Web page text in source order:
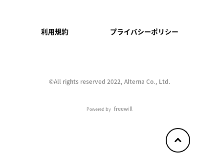
利用規約 プライバシーポリシー
©︎All rights reserved 2022, Alterna Co., Ltd.
Powered by freewill